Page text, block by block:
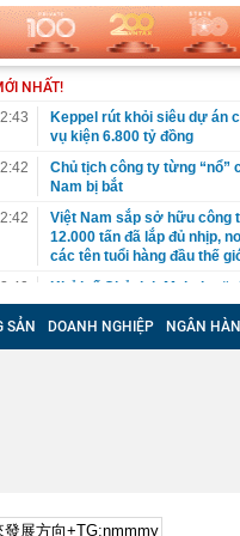
NHẤT!
Keppel rút khỏi siêu dự án
vụ kiện 6.800 tỷ đồng
Chủ tịch công ty từng “nổ”
Nam bị bắt
Việt Nam sắp sở hữu công
12.000 tấn đã lắp đủ nhịp,
các tên tuổi hàng đầu thế
Khởi tố Chủ tịch Mekolor
Tạm giữ hình sự Trần Thị
Phát hiện 2 thùng các-tông
đáng sợ bên trong
SẢN DOANH NGHIỆP NGÂN